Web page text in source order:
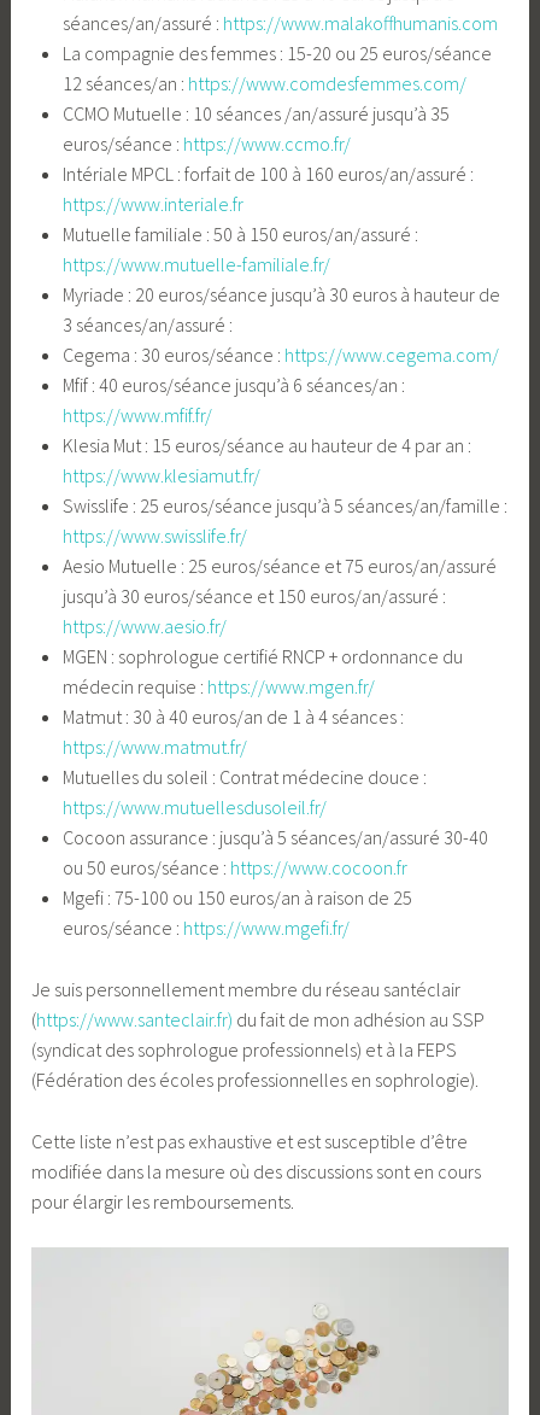
séances/an/assuré : https://www.malakoffhumanis.com
La compagnie des femmes : 15-20 ou 25 euros/séance
12 séances/an : https://www.comdesfemmes.com/
CCMO Mutuelle : 10 séances /an/assuré jusqu’à 35
euros/séance : https://www.ccmo.fr/
Intériale MPCL : forfait de 100 à 160 euros/an/assuré :
https://www.interiale.fr
Mutuelle familiale : 50 à 150 euros/an/assuré :
https://www.mutuelle-familiale.fr/
Myriade : 20 euros/séance jusqu’à 30 euros à hauteur de
3 séances/an/assuré :
Cegema : 30 euros/séance : https://www.cegema.com/
Mfif : 40 euros/séance jusqu’à 6 séances/an :
https://www.mfif.fr/
Klesia Mut : 15 euros/séance au hauteur de 4 par an :
https://www.klesiamut.fr/
Swisslife : 25 euros/séance jusqu’à 5 séances/an/famille :
https://www.swisslife.fr/
Aesio Mutuelle : 25 euros/séance et 75 euros/an/assuré
jusqu’à 30 euros/séance et 150 euros/an/assuré :
https://www.aesio.fr/
MGEN : sophrologue certifié RNCP + ordonnance du
médecin requise : https://www.mgen.fr/
Matmut : 30 à 40 euros/an de 1 à 4 séances :
https://www.matmut.fr/
Mutuelles du soleil : Contrat médecine douce :
https://www.mutuellesdusoleil.fr/
Cocoon assurance : jusqu’à 5 séances/an/assuré 30-40
ou 50 euros/séance : https://www.cocoon.fr
Mgefi : 75-100 ou 150 euros/an à raison de 25
euros/séance : https://www.mgefi.fr/
Je suis personnellement membre du réseau santéclair
(https://www.santeclair.fr) du fait de mon adhésion au SSP
(syndicat des sophrologue professionnels) et à la FEPS
(Fédération des écoles professionnelles en sophrologie).
Cette liste n’est pas exhaustive et est susceptible d’être
modifiée dans la mesure où des discussions sont en cours
pour élargir les remboursements.